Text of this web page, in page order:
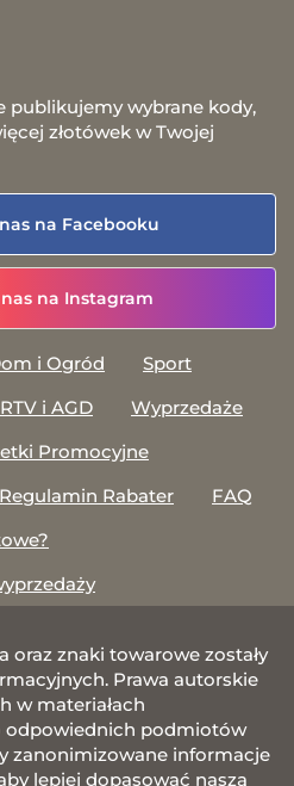
publikujemy wybrane kody,
złotówek w Twojej
na Facebooku
na Instagram
i Ogród
Sport
i AGD
Wyprzedaże
Promocyjne
Regulamin Rabater
FAQ
oraz znaki towarowe zostały
Prawa autorskie
w materiałach
odpowiednich podmiotów
zanonimizowane informacje
lepiej dopasować naszą